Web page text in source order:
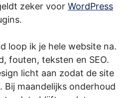
zeker voor WordPress
loop ik je hele website na.
fouten, teksten en SEO.
licht aan zodat de site
maandelijks onderhoud